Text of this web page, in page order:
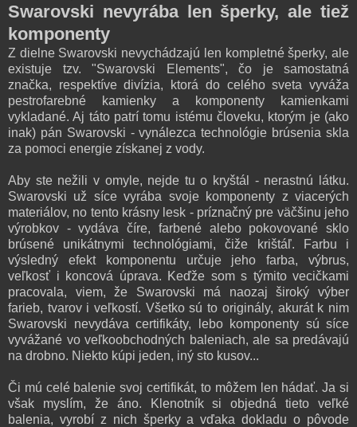
Swarovski nevyrába len šperky, ale tiež
komponenty
Z dielne Swarovski nevychádzajú len kompletné šperky, ale
existuje tzv. "Swarovski Elements", čo je samostatná
značka, respektíve divízia, ktorá do celého sveta vyváža
pestrofarebné kamienky a komponenty kamienkami
vykladané. Aj táto patrí tomu istému človeku, ktorým je (ako
inak) pán Swarovski - vynálezca technológie brúsenia skla
za pomoci energie získanej z vody.
Aby ste nežili v omyle, nejde tu o kryštál - nerastnú látku.
Swarovski už síce vyrába svoje komponenty z viacerých
materiálov, no tento krásny lesk - príznačný pre väčšinu jeho
výrobkov - vydáva číre, farbené alebo pokovované sklo
brúsené unikátnymi technológiami, čiže krištáľ. Farbu i
výsledný efekt komponentu určuje jeho farba, výbrus,
veľkosť i koncová úprava. Keďže som s týmito vecičkami
pracovala, viem, že Swarovski má naozaj široký výber
farieb, tvarov i veľkostí. Všetko sú to originály, akurát k nim
Swarovski nevydáva certifikáty, lebo komponenty sú síce
vyvážané vo veľkoobchodných baleniach, ale sa predávajú
na drobno. Niekto kúpi jeden, iný sto kusov...
Či mú celé balenie svoj certifikát, to môžem len hádať. Ja si
však myslím, že áno. Klenotník si objedná tieto veľké
balenia, vyrobí z nich šperky a vďaka dokladu o pôvode